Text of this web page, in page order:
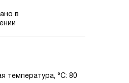
в
температура, °С: 80